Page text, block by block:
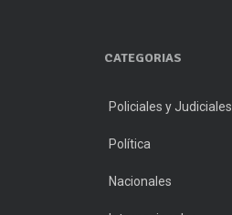
CATEGORIAS
Policiales y Judiciales
Política
Nacionales